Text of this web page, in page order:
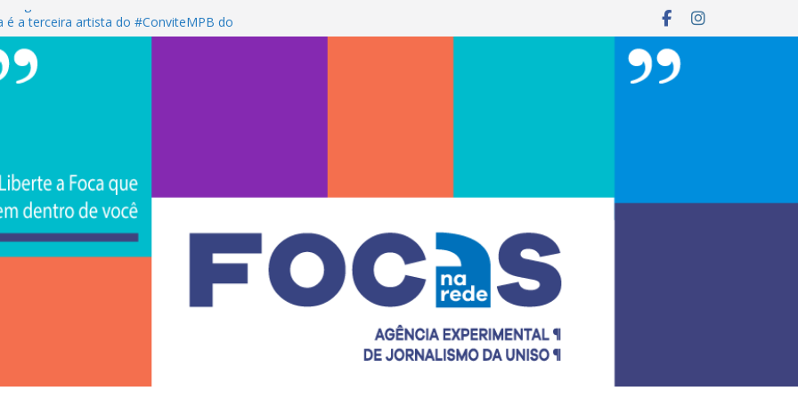
negros sorocabanos
é a terceira artista do #ConviteMPB do
Brasil 2026 promove integração, ciência e
na Uniso